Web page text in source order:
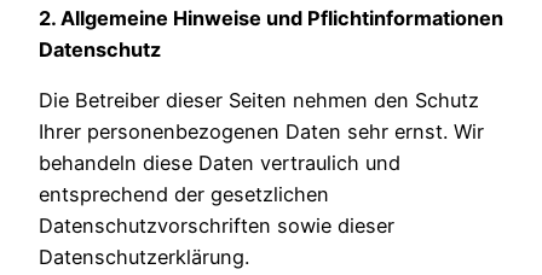
2. Allgemeine Hinweise und Pflichtinformationen
Datenschutz
Die Betreiber dieser Seiten nehmen den Schutz
Ihrer personenbezogenen Daten sehr ernst. Wir
behandeln diese Daten vertraulich und
entsprechend der gesetzlichen
Datenschutzvorschriften sowie dieser
Datenschutzerklärung.